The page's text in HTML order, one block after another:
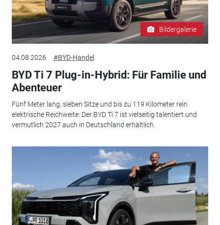
Bildergalerie
04.08.2026 #BYD-Handel
BYD Ti 7 Plug-in-Hybrid: Für Familie und
Abenteuer
Fünf Meter lang, sieben Sitze und bis zu 119 Kilometer rein
elektrische Reichweite: Der BYD Ti 7 ist vielseitig talentiert und
vermutlich 2027 auch in Deutschland erhältlich.